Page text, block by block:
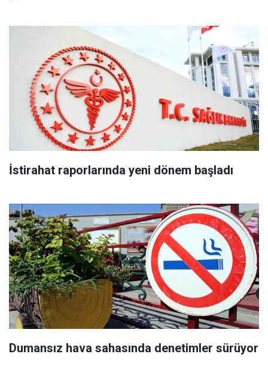
İstirahat raporlarında yeni dönem başladı
Dumansız hava sahasında denetimler sürüyor